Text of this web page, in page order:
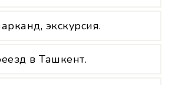
экскурсия.
в Ташкент.